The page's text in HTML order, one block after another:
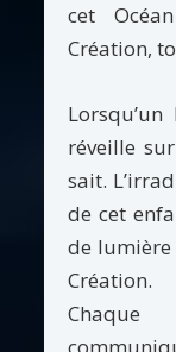
cet
Création,
réveille
sait.
de cet
de
Création.